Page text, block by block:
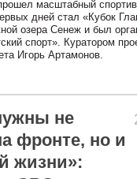
масштабный
дней стал «Кубок
озера Сенеж и был
спорт». Куратором
Игорь Артамонов.
не
фронте, но и
жизни»: